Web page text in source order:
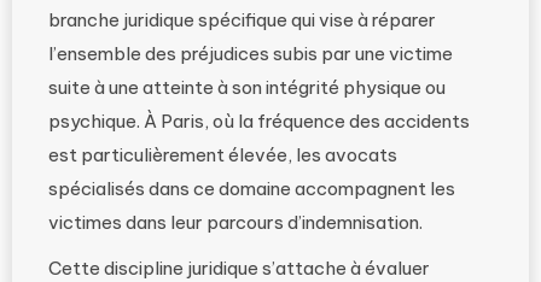
branche juridique spécifique qui vise à réparer
l’ensemble des préjudices subis par une victime
suite à une atteinte à son intégrité physique ou
psychique. À Paris, où la fréquence des accidents
est particulièrement élevée, les avocats
spécialisés dans ce domaine accompagnent les
victimes dans leur parcours d’indemnisation.
Cette discipline juridique s’attache à évaluer